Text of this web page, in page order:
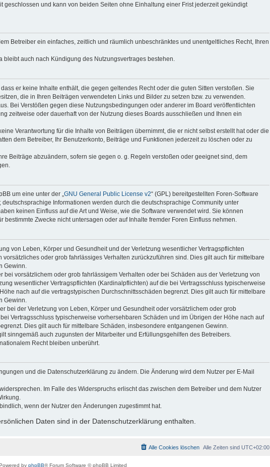
geschlossen und kann von beiden Seiten ohne Einhaltung einer Frist jederzeit gekündigt
Betreiber ein einfaches, zeitlich und räumlich unbeschränktes und unentgeltliches Recht, Ihren
bleibt auch nach Kündigung des Nutzungsvertrages bestehen.
er keine Inhalte enthält, die gegen geltendes Recht oder die guten Sitten verstoßen. Sie
die in Ihren Beiträgen verwendeten Links und Bilder zu setzen bzw. zu verwenden.
Bei Verstößen gegen diese Nutzungsbedingungen oder anderer im Board veröffentlichten
zeitweise oder dauerhaft von der Nutzung dieses Boards ausschließen und Ihnen ein
Verantwortung für die Inhalte von Beiträgen übernimmt, die er nicht selbst erstellt hat oder die
dem Betreiber, Ihr Benutzerkonto, Beiträge und Funktionen jederzeit zu löschen oder zu
Beiträge abzuändern, sofern sie gegen o. g. Regeln verstoßen oder geeignet sind, dem
um eine unter der „GNU General Public License v2“ (GPL) bereitgestellten Foren-Software
deutschsprachige Informationen werden durch die deutschsprachige Community unter
keinen Einfluss auf die Art und Weise, wie die Software verwendet wird. Sie können
bestimmte Zwecke nicht untersagen oder auf Inhalte fremder Foren Einfluss nehmen.
von Leben, Körper und Gesundheit und der Verletzung wesentlicher Vertragspflichten
oder grob fahrlässiges Verhalten zurückzuführen sind. Dies gilt auch für mittelbare
Gewinn.
bei vorsätzlichem oder grob fahrlässigem Verhalten oder bei Schäden aus der Verletzung von
wesentlicher Vertragspflichten (Kardinalpflichten) auf die bei Vertragsschluss typischerweise
nach auf die vertragstypischen Durchschnittsschäden begrenzt. Dies gilt auch für mittelbare
Gewinn.
bei der Verletzung von Leben, Körper und Gesundheit oder vorsätzlichem oder grob
Vertragsschluss typischerweise vorhersehbaren Schäden und im Übrigen der Höhe nach auf
Dies gilt auch für mittelbare Schäden, insbesondere entgangenen Gewinn.
sinngemäß auch zugunsten der Mitarbeiter und Erfüllungsgehilfen des Betreibers.
Recht bleiben unberührt.
und die Datenschutzerklärung zu ändern. Die Änderung wird dem Nutzer per E-Mail
Im Falle des Widerspruchs erlischt das zwischen dem Betreiber und dem Nutzer
wenn der Nutzer den Änderungen zugestimmt hat.
Daten sind in der Datenschutzerklärung enthalten.
Alle Zeiten sind UTC+02:00
Alle Cookies löschen
by phpBB® Forum Software © phpBB Limited